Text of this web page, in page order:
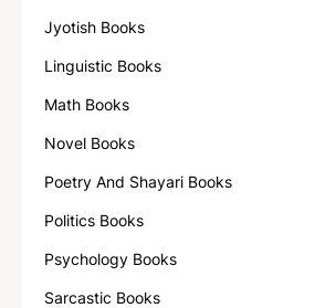
Jyotish Books
Linguistic Books
Math Books
Novel Books
Poetry And Shayari Books
Politics Books
Psychology Books
Sarcastic Books